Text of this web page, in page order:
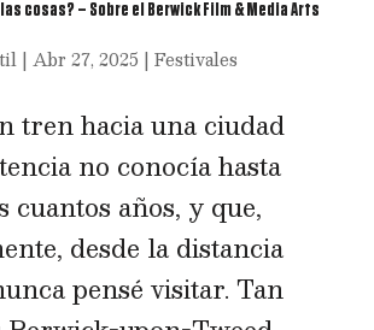
cosas? – Sobre el Berwick Film & Media Arts
| Abr 27, 2025 | Festivales
tren hacia una ciudad
no conocía hasta
cuantos años, y que,
desde la distancia
pensé visitar. Tan